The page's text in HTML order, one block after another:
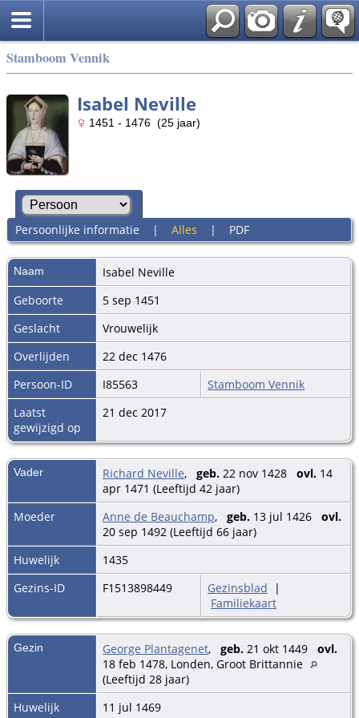
Stamboom Vennik
Isabel Neville
1451 - 1476 (25 jaar)
Persoonlijke informatie | Alles | PDF
Naam Isabel Neville
Geboorte
5 sep 1451
Geslacht
Vrouwelijk
Overlijden
22 dec 1476
Persoon-ID
I85563
Stamboom Vennik
Laatst
gewijzigd op
21 dec 2017
Vader Richard Neville, geb. 22 nov 1428 ovl. 14
apr 1471 (Leeftijd 42 jaar)
Moeder
Anne de Beauchamp, geb. 13 jul 1426 ovl.
20 sep 1492 (Leeftijd 66 jaar)
Huwelijk
1435
Gezins-ID
F1513898449 Gezinsblad |
Familiekaart
Gezin George Plantagenet, geb. 21 okt 1449 ovl.
18 feb 1478, Londen, Groot Brittannie
(Leeftijd 28 jaar)
Huwelijk
11 jul 1469